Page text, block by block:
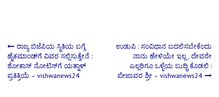
Post
navigation
ರಾಜ್ಯ ಬಿಜೆಪಿಯ ಸ್ಥಿತಿಯ ಬಗ್ಗೆ
ಹೈಕಮಾಂಡ್‌ಗೆ ವಿವರ ಸಲ್ಲಿಸುತ್ತೇನೆ :
ಶೋಕಾಸ್ ನೋಟಿಸ್‌ಗೆ ಯತ್ನಾಳ್
ಪ್ರತಿಕ್ರಿಯೆ – vishwanews24
ಉಡುಪಿ : ಸಂವಿಧಾನ ಬದಲಿಸಬೇಕೆಂದು
ನಾನು ಹೇಳಿಯೇ ಇಲ್ಲ , ದೇವರೇ
ಎಲ್ಲರಿಗೂ ಒಳ್ಳೆಯ ಬುದ್ಧಿ ಕೊಡಲಿ :
ಪೇಜಾವರ ಶ್ರೀ – vishwanews24